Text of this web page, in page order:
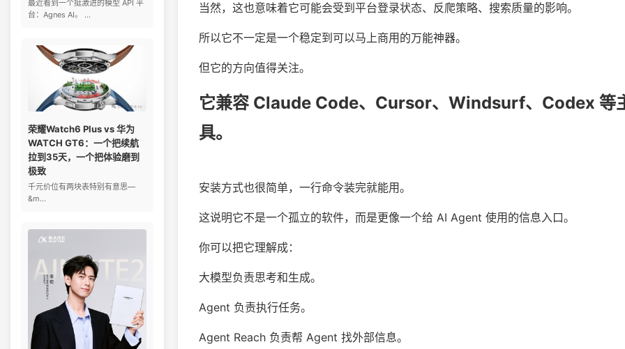
最近看到一个挺激进的模型 API 平
台：Agnes AI。 ...
荣耀Watch6 Plus vs 华为
WATCH GT6：一个把续航
拉到35天，一个把体验磨到
极致
千元价位有两块表特别有意思—
&m...
当然，这也意味着它可能会受到平台登录状态、反爬策略、搜索质量的影响。
所以它不一定是一个稳定到可以马上商用的万能神器。
但它的方向值得关注。
它兼容 Claude Code、Cursor、Windsurf、Codex 等
具。
安装方式也很简单，一行命令装完就能用。
这说明它不是一个孤立的软件，而是更像一个给 AI Agent 使用的信息入口。
你可以把它理解成：
大模型负责思考和生成。
Agent 负责执行任务。
Agent Reach 负责帮 Agent 找外部信息。